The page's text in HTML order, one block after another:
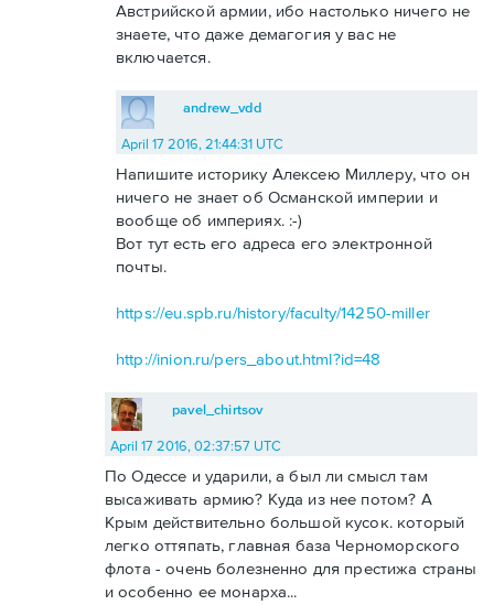
Австрийской армии, ибо настолько ничего не
знаете, что даже демагогия у вас не
включается.
andrew_vdd
April 17 2016, 21:44:31 UTC
Напишите историку Алексею Миллеру, что он
ничего не знает об Османской империи и
вообще об империях. :-)
Вот тут есть его адреса его электронной
почты.
https://eu.spb.ru/history/faculty/14250-miller
http://inion.ru/pers_about.html?id=48
pavel_chirtsov
April 17 2016, 02:37:57 UTC
По Одессе и ударили, а был ли смысл там
высаживать армию? Куда из нее потом? А
Крым действительно большой кусок. который
легко оттяпать, главная база Черноморского
флота - очень болезненно для престижа страны
и особенно ее монарха...